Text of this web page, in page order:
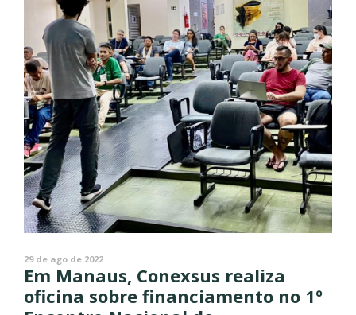
29 de ago de 2022
Em Manaus, Conexsus realiza
oficina sobre financiamento no 1º